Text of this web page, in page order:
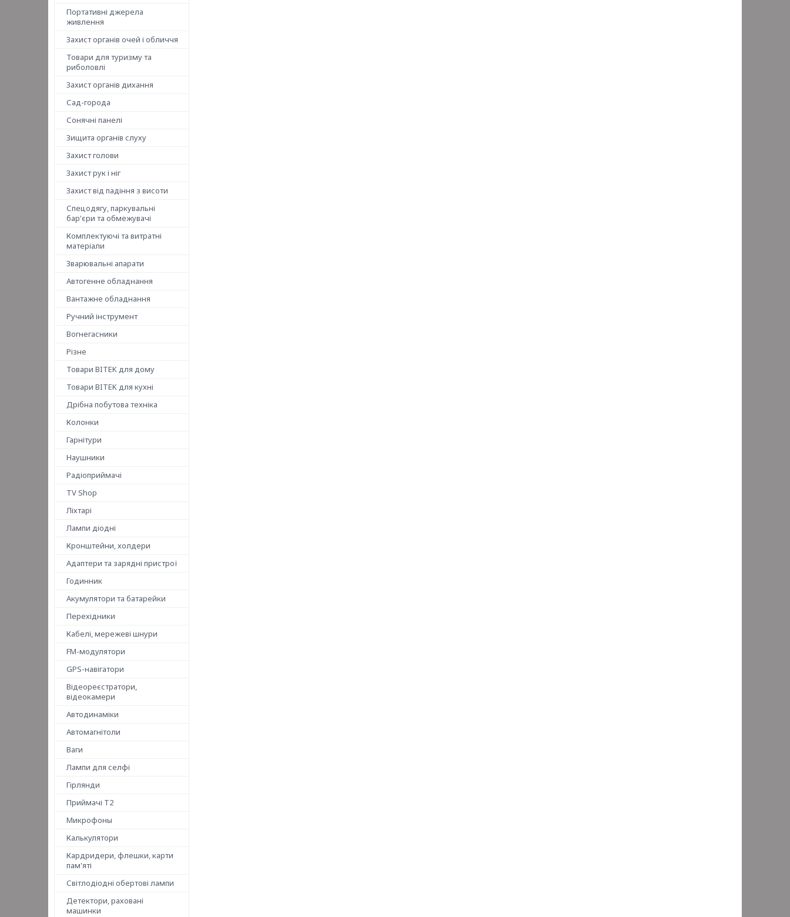
Портативні джерела
живлення
Захист органів очей і обличчя
Товари для туризму та
риболовлі
Захист органів дихання
Сад-города
Сонячні панелі
Зищита органів слуху
Захист голови
Захист рук і ніг
Захист від падіння з висоти
Спецодягу, паркувальні
бар'єри та обмежувачі
Комплектуючі та витратні
матеріали
Зварювальні апарати
Автогенне обладнання
Вантажне обладнання
Ручний інструмент
Вогнегасники
Різне
Товари BITEK для дому
Товари BITEK для кухні
Дрібна побутова техніка
Колонки
Гарнітури
Наушники
Радіоприймачі
TV Shop
Ліхтарі
Лампи діодні
Кронштейни, холдери
Адаптери та зарядні пристрої
Годинник
Акумулятори та батарейки
Перехідники
Кабелі, мережеві шнури
FM-модулятори
GPS-навігатори
Відеореєстратори,
відеокамери
Автодинаміки
Автомагнітоли
Ваги
Лампи для селфі
Гірлянди
Приймачі T2
Микрофоны
Калькулятори
Кардридери, флешки, карти
пам'яті
Світлодіодні обертові лампи
Детектори, раховані
машинки